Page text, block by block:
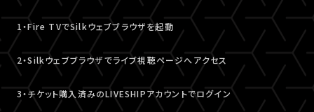
1・Fire TVでSilkウェブブラウザを起動
2・Silkウェブブラウザでライブ視聴ページへアクセス
3・チケット購入済みのLIVESHIPアカウントでログイン